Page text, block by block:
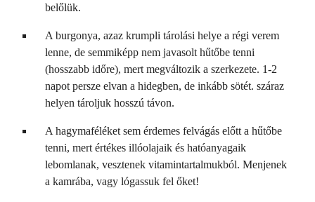
belőlük.
A burgonya, azaz krumpli tárolási helye a régi verem
lenne, de semmiképp nem javasolt hűtőbe tenni
(hosszabb időre), mert megváltozik a szerkezete. 1-2
napot persze elvan a hidegben, de inkább sötét. száraz
helyen tároljuk hosszú távon.
A hagymaféléket sem érdemes felvágás előtt a hűtőbe
tenni, mert értékes illóolajaik és hatóanyagaik
lebomlanak, vesztenek vitamintartalmukból. Menjenek
a kamrába, vagy lógassuk fel őket!